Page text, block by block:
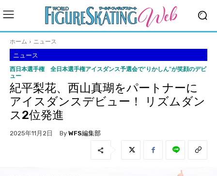
ホーム ニュース
ニュース
西日本選手権 全日本選手権アイスダンス予選会で“りかしん”が笑顔のデビ
ュー
紀平梨花、西山真瑚をパートナーに
アイスダンスデビュー！ リズムダン
ス2位発進
2025年11月2日 By WFS編集部